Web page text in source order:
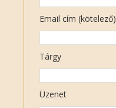
Email cím (kötelező)
Tárgy
Üzenet